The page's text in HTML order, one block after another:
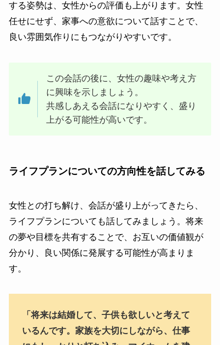
する姿勢は、女性からの評価も上がります。女性
任せにせず、家事への意欲について話すことで、
良い雰囲気作りにもつながりやすいです。
この会話の後に、女性の趣味や考え方
に興味を示しましょう。
共感しあえる会話になりやすく、盛り
上がる可能性が高いです。
ライフプランについての方向性を話してみる
女性との打ち解け、会話が盛り上がってきたら、
ライフプランについても話してみましょう。将来
の夢や目標を共有することで、お互いの価値観が
分かり、良い関係に発展する可能性が高まりま
す。
「将来は結婚して、子供も欲しいと考えて
いるんです。家族を大切にしながら、仕事